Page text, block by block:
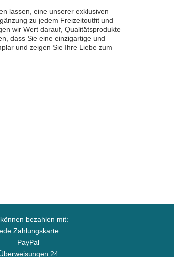
lassen, eine unserer exklusiven
zu jedem Freizeitoutfit und
wir Wert darauf, Qualitätsprodukte
dass Sie eine einzigartige und
und zeigen Sie Ihre Liebe zum
bezahlen mit:
Zahlungskarte
PayPal
Überweisungen 24